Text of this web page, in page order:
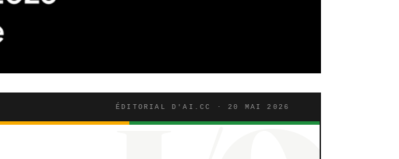
ÉDITORIAL D'AI.CC · 20 MAI 2026